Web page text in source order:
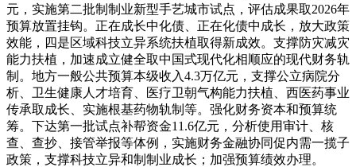
元，实施第二批制制业新型手艺城市试点，评估成果取2026年
预算放置挂钩。正在成长中化债、正在化债中成长，放大政策
效能，四是区域科技立异系统扶植取得新成效。支撑防灾减灾
能力扶植，加速成立健全取中国式现代化相顺应的现代财务轨
制。地方一般公共预算本级收入4.3万亿元，支撑公立病院分
析、卫生健康人才培育、医疗卫朝气构能力扶植、西医药事业
传承取成长、实施根基药物轨制等。强化财务资本和预算统
筹。下达第一批试点补帮资金11.6亿元，分析使用审计、核
查、查抄、接管举报等体例，实施财务金融协同促内需一揽子
政策，支撑科技立异和制制业成长；加强预算绩效办理。